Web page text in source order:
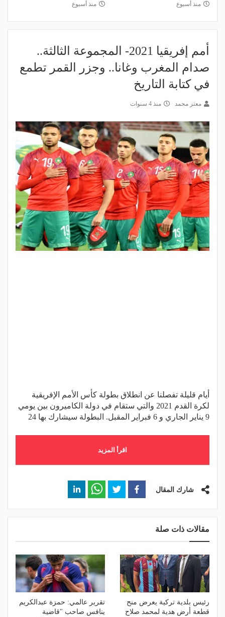
منذ أسبوع منذ أسبوع
أمم إفريقيا 2021- المجموعة الثالثة..
صدام المغرب وغانا.. وجزر القمر تطمع
في كتابة التاريخ
معتز محمد منذ 4 سنوات
أيام قليلة تفصلنا عن انطلاق بطولة كأس الأمم الإفريقية
لكرة القدم 2021 والتي ستقام في دولة الكاميرون بين يومي
9 يناير الجاري و 6 فبراير المقبل. البطولة سيشارك بها 24
اقرأ المزيد
شارك المقال
مقالات ذات صلة
رئيس بلدية تركية يعرض منح
قطعة أرض هدية لمحمد صلاح
تقرير عالمي: حمزة عبدالكريم
ينافس صاحب "قاضية